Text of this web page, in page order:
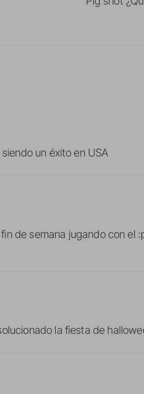
un éxito en USA
de semana jugando con el
la fiesta de